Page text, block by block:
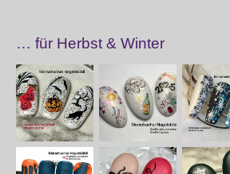
… für Herbst & Winter